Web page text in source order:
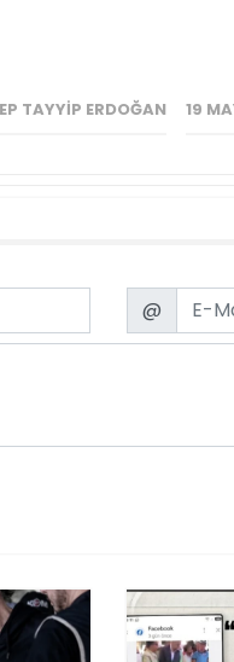
TAYYIP ERDOĞAN 19
Email
@